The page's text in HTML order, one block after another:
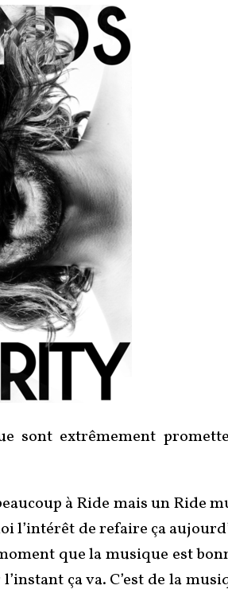
sont extrêmement
à Ride mais un Ride
l’intérêt de refaire ça
que la musique est
ça va. C’est de la